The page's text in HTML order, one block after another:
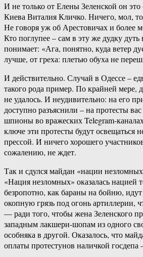
И не только от Елены Зеленской он
Киева Виталия Кличко. Ничего, мол,
Не говоря уж об Арестовичах и более
Кто поглупее – сам в эту же дудку
понимает: «Ага, понятно, куда ветер
лучше, от греха: плетью обуха не
И действительно. Случай в Одессе –
такого рода пример. По крайней мере,
не удалось. И неудивительно: на его
доступно разъяснили – на протесты
шпионы во вражеских Telegram-
ключе эти протесты будут освещаться
прессой. И ничего хорошего
сожалению, не ждет.
Так и сдулся майдан «нации
«Нация незломных» оказалась нацией
безропотно, как бараны на бойню,
окопную грязь под огонь артиллерии,
— ради того, чтобы жена Зеленского
западным лакшери-шопам из одного
особняка в другой. Оказалось, что
оплаты протестунов наличкой